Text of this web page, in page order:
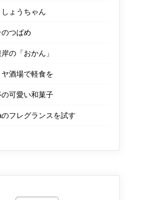
ょうちゃん
つばめ
の「おかん」
酒場で軽食を
可愛い和菓子
のフレグランスを試す